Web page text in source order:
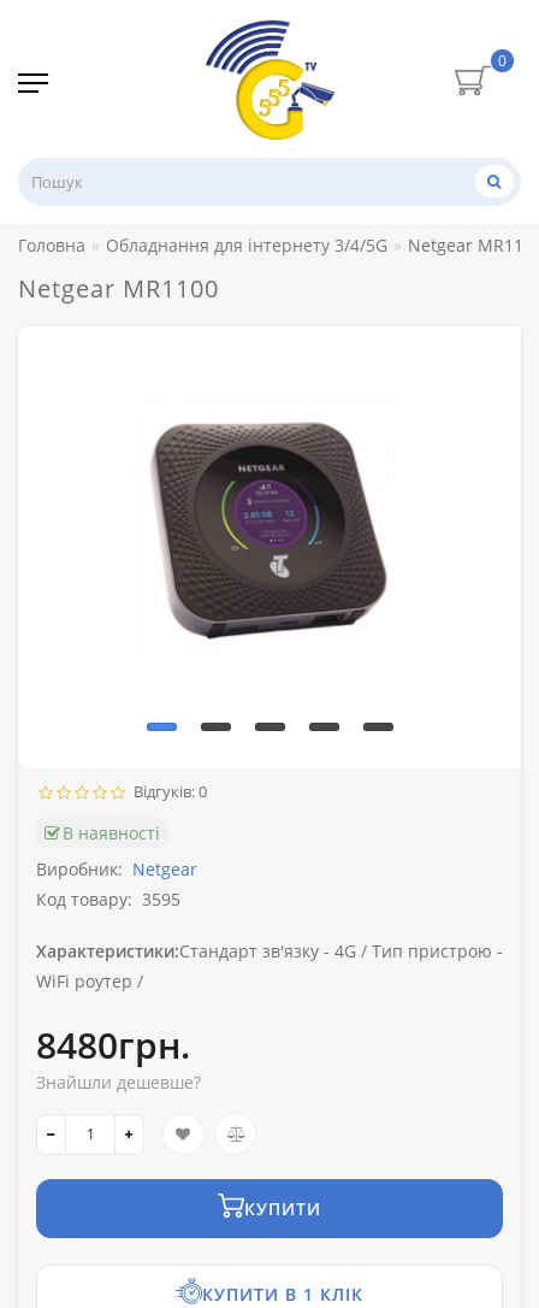
0
Головна Обладнання для інтернету 3/4/5G Netgear
Netgear MR1100
Відгуків: 0
В наявності
Виробник: Netgear
Код товару: 3595
Характеристики:Стандарт зв'язку - 4G / Тип пристрою -
WiFi роутер /
8480грн.
Знайшли дешевше?
КУПИТИ
КУПИТИ В 1 КЛІК